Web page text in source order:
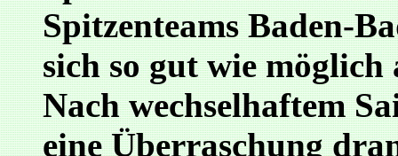
Spitzenteams Baden-
sich so gut wie möglich
Nach wechselhaftem
eine Überraschung